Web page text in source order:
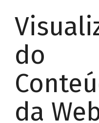
do
da